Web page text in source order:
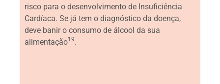
risco para o desenvolvimento de Insuficiência
Cardíaca. Se já tem o diagnóstico da doença,
deve banir o consumo de álcool da sua
alimentação19.